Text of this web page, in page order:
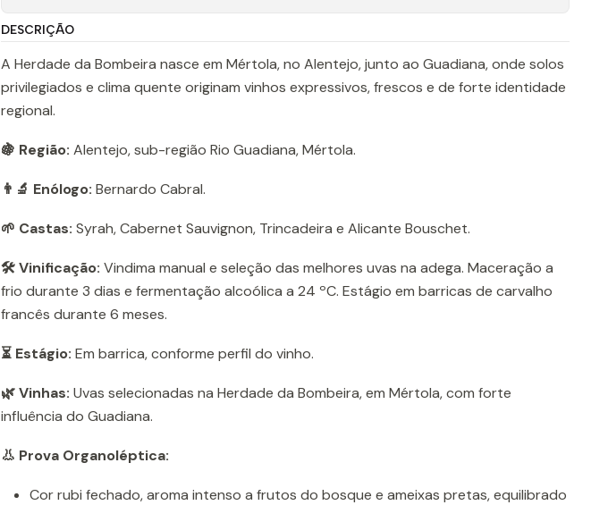
DESCRIÇÃO
A Herdade da Bombeira nasce em Mértola, no Alentejo, junto ao Guadiana, onde solos
privilegiados e clima quente originam vinhos expressivos, frescos e de forte identidade
regional.
🍇 Região: Alentejo, sub-região Rio Guadiana, Mértola.
👨‍🔬 Enólogo: Bernardo Cabral.
🌱 Castas: Syrah, Cabernet Sauvignon, Trincadeira e Alicante Bouschet.
🛠️ Vinificação: Vindima manual e seleção das melhores uvas na adega. Maceração a
frio durante 3 dias e fermentação alcoólica a 24 ºC. Estágio em barricas de carvalho
francês durante 6 meses.
⏳ Estágio: Em barrica, conforme perfil do vinho.
🌿 Vinhas: Uvas selecionadas na Herdade da Bombeira, em Mértola, com forte
influência do Guadiana.
👃 Prova Organoléptica:
Cor rubi fechado, aroma intenso a frutos do bosque e ameixas pretas, equilibrado